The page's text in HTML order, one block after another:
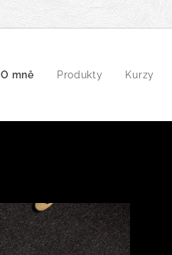
O mně Produkty Kurzy